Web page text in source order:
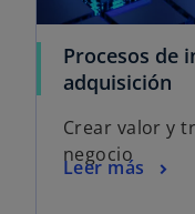
Procesos de
adquisición
Crear valor y
negocio
Leer más